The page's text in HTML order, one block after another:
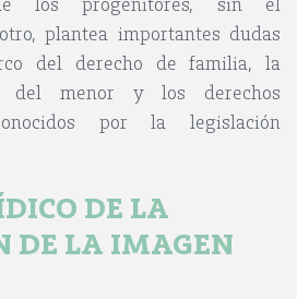
plantea importantes dudas
del derecho de familia, la
del menor y los derechos
por la legislación
DICO DE LA
DE LA IMAGEN